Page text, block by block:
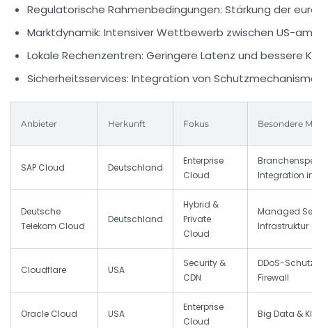
Regulatorische Rahmenbedingungen: Stärkung der
Marktdynamik: Intensiver Wettbewerb zwischen US-
Lokale Rechenzentren: Geringere Latenz und bessere
Sicherheitsservices: Integration von
Anbieter Herkunft Fokus Besondere
SAP Cloud Deutschland
Enterprise
Cloud
Integration in
Deutsche
Telekom Cloud
Deutschland
Hybrid &
Private
Cloud
Managed
Infrastruktur
Cloudflare USA
Security &
CDN
DDoS-
Firewall
Oracle Cloud USA
Enterprise
Cloud
Big Data &